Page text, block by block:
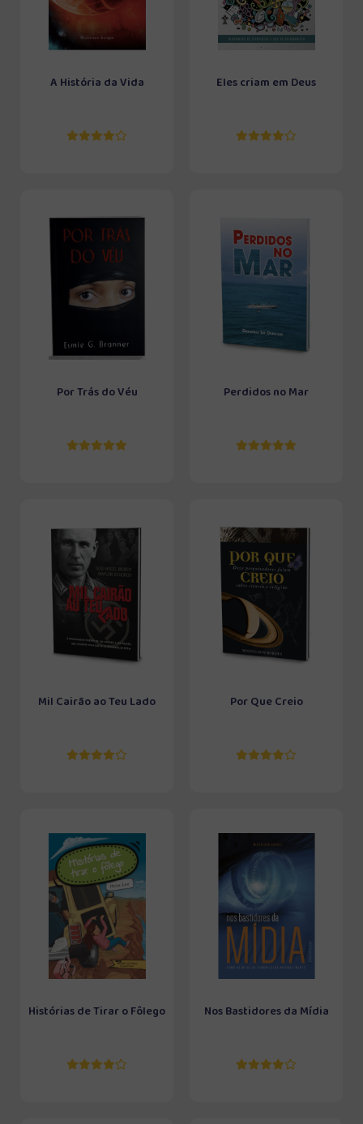
A História da Vida Eles criam em Deus
Por Trás do Véu Perdidos no Mar
Mil Cairão ao Teu Lado Por Que Creio
Histórias de Tirar o Fôlego Nos Bastidores da Mídia